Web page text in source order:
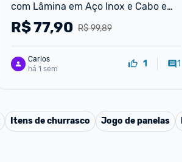
com Lâmina em Aço Inox e Cabo em
Madeira Tratada Polywood Vermelho
8"
R$ 99,89
R$77,90
Carlos
há 1 sem
1 1
Itens de churrasco Jogo de panelas